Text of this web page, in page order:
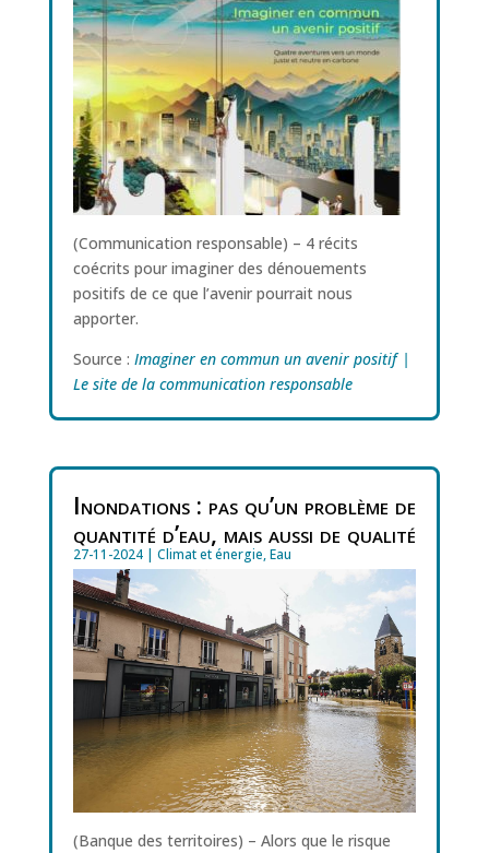
(Communication responsable) – 4 récits
coécrits pour imaginer des dénouements
positifs de ce que l’avenir pourrait nous
apporter.
Source : Imaginer en commun un avenir positif |
Le site de la communication responsable
Inondations : pas qu’un problème de
quantité d’eau, mais aussi de qualité
27-11-2024| Climat et énergie,Eau
(Banque des territoires) – Alors que le risque